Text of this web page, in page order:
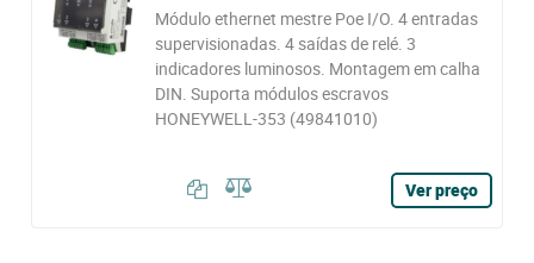
Módulo ethernet mestre Poe I/O. 4 entradas
supervisionadas. 4 saídas de relé. 3
indicadores luminosos. Montagem em calha
DIN. Suporta módulos escravos
HONEYWELL-353 (49841010)
Ver preço